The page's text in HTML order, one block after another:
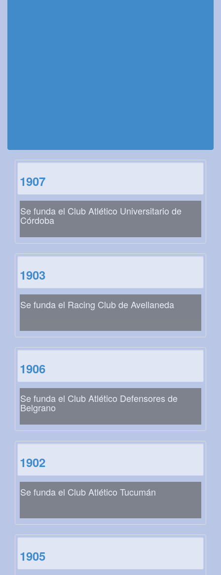
1907
Se funda el Club Atlético Universitario de
Córdoba
1903
Se funda el Racing Club de Avellaneda
1906
Se funda el Club Atlético Defensores de
Belgrano
1902
Se funda el Club Atlético Tucumán
1905